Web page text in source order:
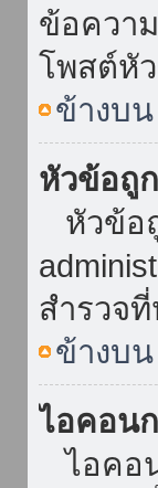
ข้อควา
โพสต์หั
ข้างบน
หัวข้อถู
หัวข้อ
สำรวจ
ข้างบน
ไอคอน
ไอคอ